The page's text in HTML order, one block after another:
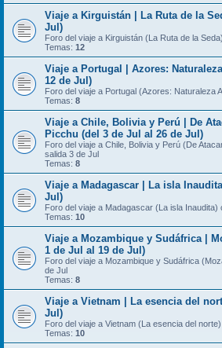
Viaje a Kirguistán | La Ruta de la
Jul)
Foro del viaje a Kirguistán (La Ruta de la
Temas: 12
Viaje a Portugal | Azores:
12 de Jul)
Foro del viaje a Portugal (Azores: Naturaleza
Temas: 8
Viaje a Chile, Bolivia y Perú | De
Picchu (del 3 de Jul al 26 de Jul)
Foro del viaje a Chile, Bolivia y Perú (De
salida 3 de Jul
Temas: 8
Viaje a Madagascar | La isla
Jul)
Foro del viaje a Madagascar (La isla Inaudita)
Temas: 10
Viaje a Mozambique y Sudáfrica |
1 de Jul al 19 de Jul)
Foro del viaje a Mozambique y Sudáfrica
de Jul
Temas: 8
Viaje a Vietnam | La esencia del
Jul)
Foro del viaje a Vietnam (La esencia del
Temas: 10